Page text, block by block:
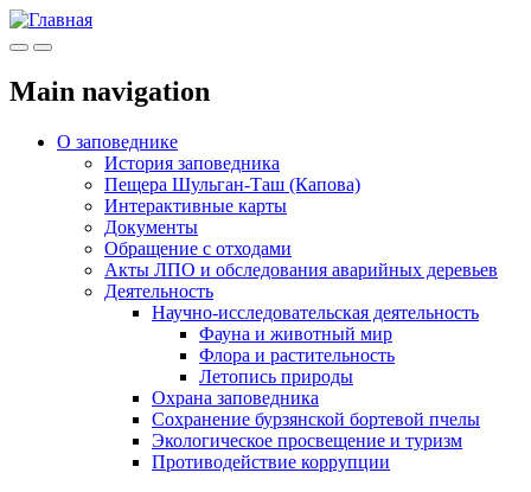
МенюИнфо
Main navigation
О заповеднике
История заповедника
Пещера Шульган-Таш (Капова)
Интерактивные карты
Документы
Обращение с отходами
Акты ЛПО и обследования аварийных деревьев
Деятельность
Научно-исследовательская деятельность
Фауна и животный мир
Флора и растительность
Летопись природы
Охрана заповедника
Сохранение бурзянской бортевой пчелы
Экологическое просвещение и туризм
Противодействие коррупции